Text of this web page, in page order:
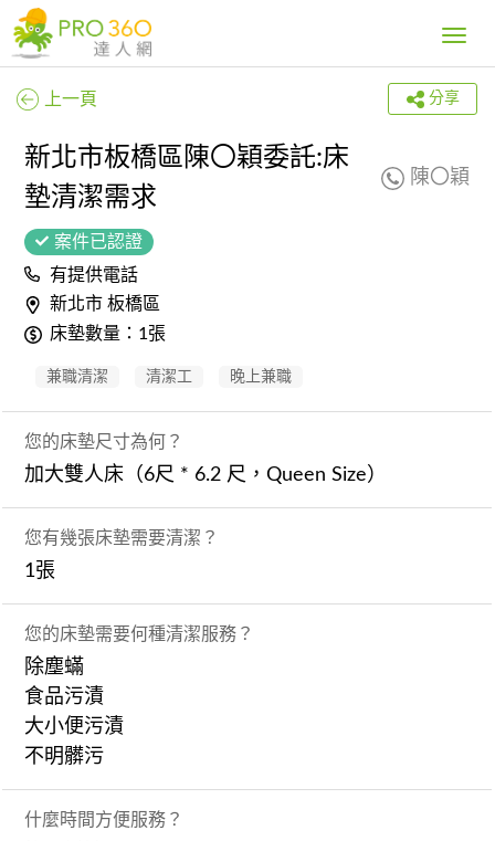
Toggle
上一頁 分享
新北市板橋區陳〇穎委託:床
墊清潔需求
陳〇穎
案件已認證
有提供電話
新北市 板橋區
床墊數量：1張
兼職清潔 清潔工 晚上兼職
您的床墊尺寸為何？
加大雙人床（6尺 * 6.2 尺，Queen Size）
您有幾張床墊需要清潔？
1張
您的床墊需要何種清潔服務？
除塵蟎
食品污漬
大小便污漬
不明髒污
什麼時間方便服務？